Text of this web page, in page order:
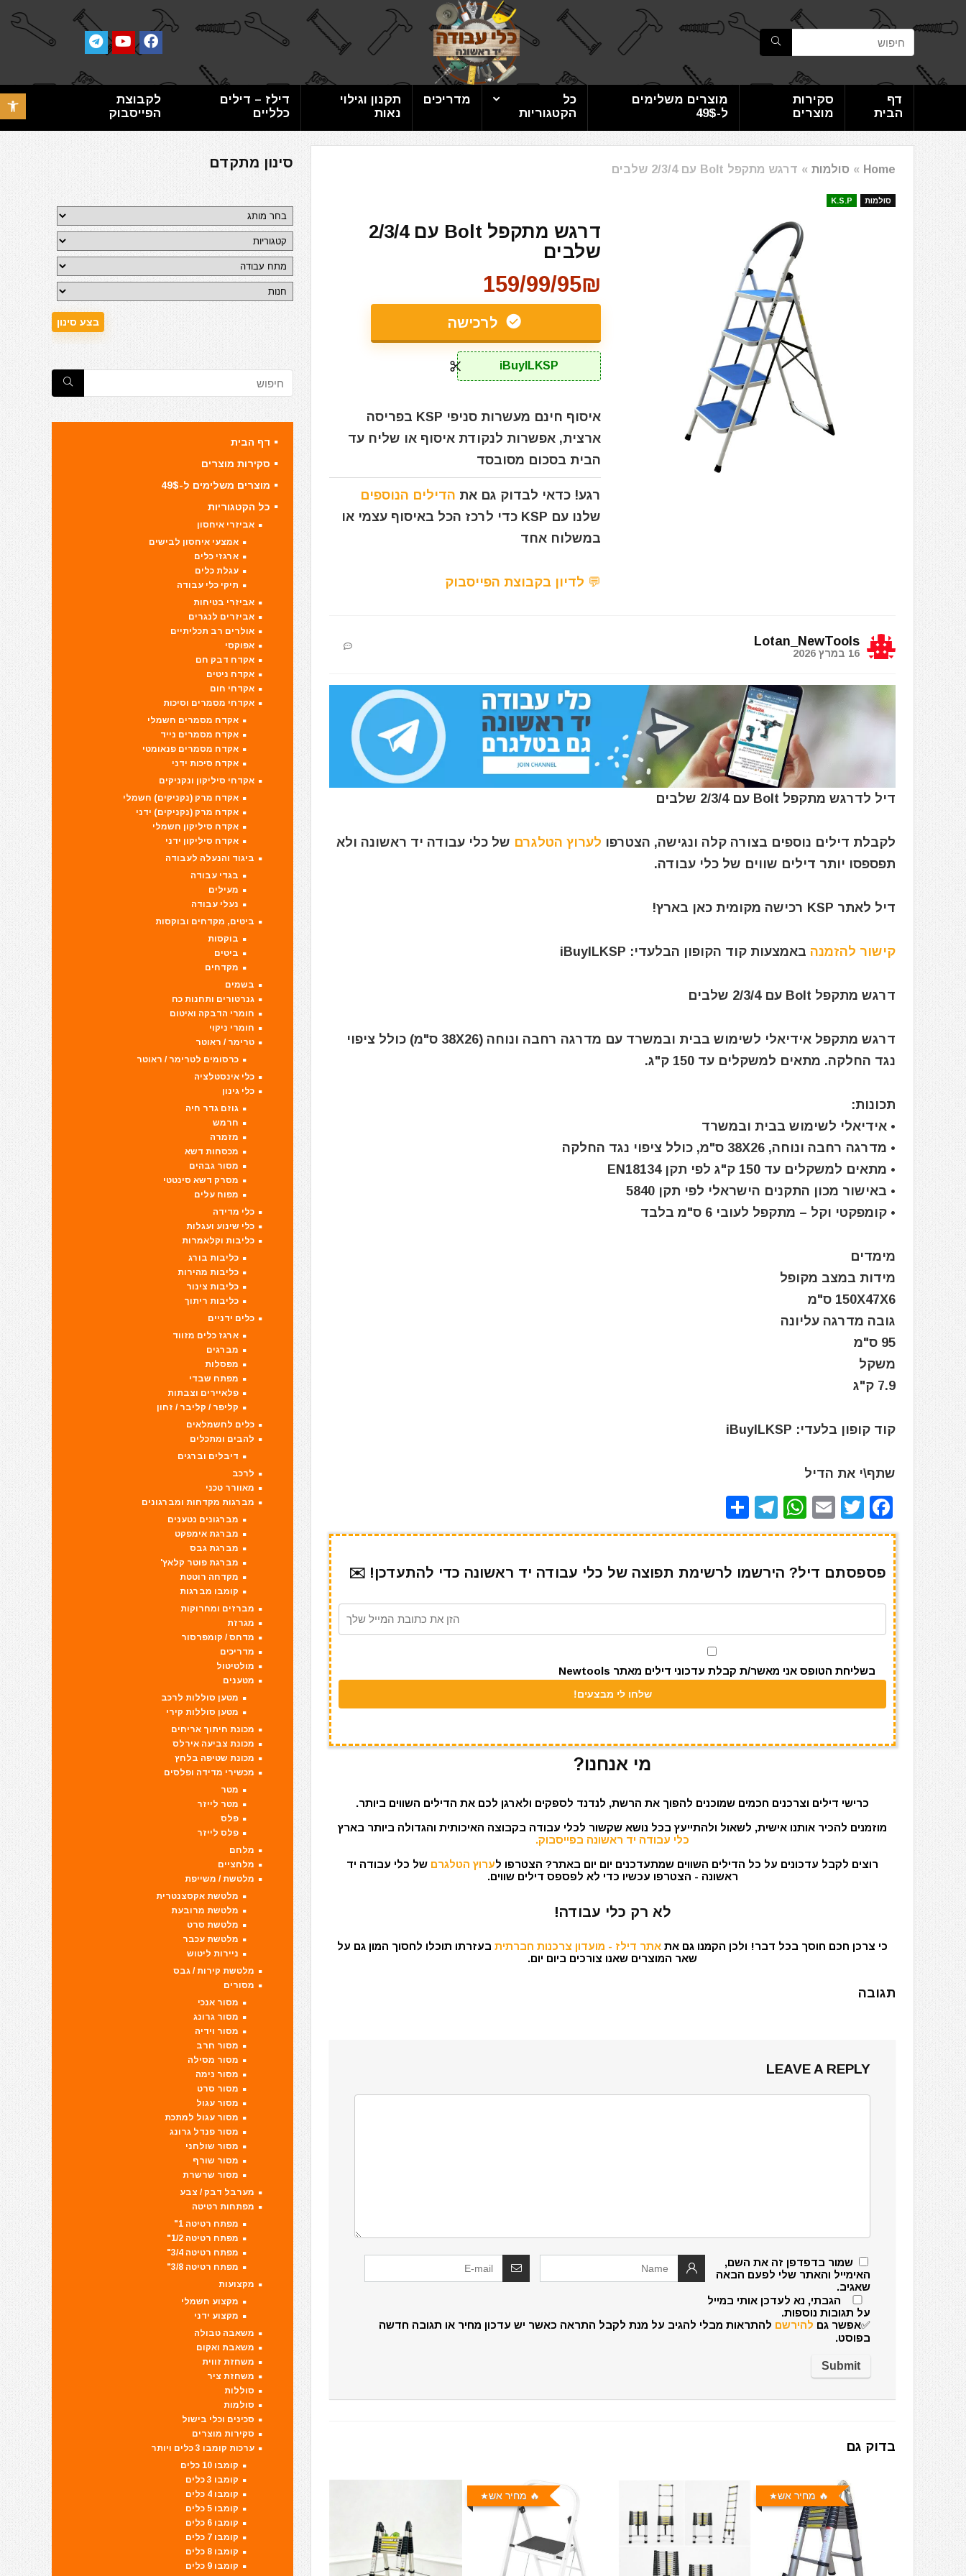
פתח
דף
הבית
סקירות
מוצרים
מוצרים משלימים
ל-49$
כל
הקטגוריות
מדריכים
תקנון וגילוי
נאות
דילז – דילים
כלליים
לקבוצת
הפייסבוק
Home
» סולמות » דרגש מתקפל Bolt עם 2/3/4 שלבים
סולמות K.S.P
דרגש מתקפל Bolt עם 2/3/4
שלבים
95₪/159/99
לרכישה
iBuyILKSP
איסוף חינם מעשרות סניפי KSP בפריסה
ארצית, אפשרות לנקודת איסוף או שליח עד
הבית בסכום מסובסד
רגע! כדאי לבדוק גם את הדילים הנוספים
שלנו עם KSP כדי לרכז הכל באיסוף עצמי או
במשלוח אחד
💬 לדיון בקבוצת הפייסבוק
Lotan_NewTools
16 במרץ 2026
דיל לדרגש מתקפל Bolt עם 2/3/4 שלבים
לקבלת דילים נוספים בצורה קלה ונגישה, הצטרפו לערוץ הטלגרם של כלי עבודה יד ראשונה ולא
תפספסו יותר דילים שווים של כלי עבודה.
דיל לאתר KSP רכישה מקומית כאן בארץ!
קישור להזמנה באמצעות קוד הקופון הבלעדי: iBuyILKSP
דרגש מתקפל Bolt עם 2/3/4 שלבים
דרגש מתקפל אידיאלי לשימוש בבית ובמשרד עם מדרגה רחבה ונוחה (38X26 ס"מ) כולל ציפוי
נגד החלקה. מתאים למשקלים עד 150 ק"ג.
תכונות:
• אידיאלי לשימוש בבית ובמשרד
• מדרגה רחבה ונוחה, 38X26 ס"מ, כולל ציפוי נגד החלקה
• מתאים למשקלים עד 150 ק"ג לפי תקן EN18134
• באישור מכון התקנים הישראלי לפי תקן 5840
• קומפקטי וקל – מתקפל לעובי 6 ס"מ בלבד
מימדים
מידות במצב מקופל
150X47X6 ס"מ
גובה מדרגה עליונה
95 ס"מ
משקל
7.9 ק"ג
קוד קופון בלעדי: iBuyILKSP
שתף\י את הדיל
F
a
e
b
k
T
w
te
r
E
m
l
W
h
s
A
T
el
gr
a
h
e
פספסתם דיל? הירשמו לרשימת תפוצה של כלי עבודה יד ראשונה כדי להתעדכן! ✉️
בשליחת הטופס אני מאשר/ת קבלת עדכוני דילים מאתר Newtools
מי אנחנו?
כרישי דילים וצרכנים חכמים שמוכנים להפוך את הרשת, לנדנד לספקים ולארגן לכם את הדילים השווים ביותר.
מוזמנים להכיר אותנו אישית, לשאול ולהתייעץ בכל נושא שקשור לכלי עבודה בקבוצה האיכותית והגדולה ביותר בארץ
כלי עבודה יד ראשונה בפייסבוק.
רוצים לקבל עדכונים על כל הדילים השווים שמתעדכנים יום יום באתר? הצטרפו לערוץ הטלגרם של כלי עבודה יד
ראשונה - הצטרפו עכשיו כדי לא לפספס דילים שווים.
לא רק כלי עבודה!
כי צרכן חכם חוסך בכל דבר! ולכן הקמנו גם את אתר דילז - מועדון צרכנות חברתית בעזרתו תוכלו לחסוך המון גם על
שאר המוצרים שאנו צורכים ביום יום.
תגובה
LEAVE A REPLY
שמור בדפדפן זה את השם,
האימייל והאתר שלי לפעם הבאה
שאגיב.
הגבתי, נא לעדכן אותי במייל
על תגובות נוספות.
✅אפשר גם להירשם להתראות מבלי להגיב על מנת לקבל התראה כאשר יש עדכון מחיר או תגובה חדשה
בפוסט.
בדוק גם
🔥 מחיר אש 🔥 מחיר אש
סינון מתקדם
דף הבית
סקירות מוצרים
מוצרים משלימים ל-49$
כל הקטגוריות
אביזרי איחסון
אמצעי איחסון לבישים
ארגזי כלים
עגלת כלים
תיקי כלי עבודה
אביזרי בטיחות
אביזרים לנגרים
אולרים רב תכליתיים
אפוקסי
אקדח דבק חם
אקדח ניטים
אקדחי חום
אקדחי מסמרים וסיכות
אקדח מסמרים חשמלי
אקדח מסמרים נייד
אקדח מסמרים פנאומטי
אקדח סיכות ידני
אקדחי סיליקון ונקניקים
אקדח מרק (נקניקים) חשמלי
אקדח מרק (נקניקים) ידני
אקדח סיליקון חשמלי
אקדח סיליקון ידני
ביגוד והנעלה לעבודה
בגדי עבודה
מעילים
נעלי עבודה
ביטים, מקדחים ובוקסות
בוקסות
ביטים
מקדחים
בשמים
גנרטורים ותחנות כח
חומרי הדבקה ואיטום
חומרי ניקוי
טרימר / ראוטר
כרסומים לטרימר / ראוטר
כלי אינסטלציה
כלי גינון
גוזם גדר חיה
חרמש
מזמרה
מכסחות דשא
מסור גבהים
מסרק דשא סינטטי
מפוח עלים
כלי מדידה
כלי שינוע ועגלות
כליבות וקלאמרות
כליבות בורג
כליבות מהירות
כליבות צינור
כליבות ריתוך
כלים ידניים
ארגז כלים מזווד
מברגים
מפסלות
מפתח שבדי
פלאיירים וצבתות
קליפר / קליבר / זחון
כלים לחשמלאים
להבים ומתכלים
דיבלים וברגים
לרכב
מאוורר טכני
מברגות מקדחות ומברגונים
מברגונים נטענים
מברגת אימפקט
מברגת גבס
מברגת פוטר קלאץ'
מקדחה רוטטת
קומבו מברגות
מברזים ומחרוקות
מגרזת
מדחס / קומפרסור
מדריכים
מולטיטול
מטענים
מטען סוללות לרכב
מטען סוללות קירי
מכונת חיתוך אריחים
מכונת צביעה אירלס
מכונת שטיפה בלחץ
מכשירי מדידה ופלסים
מטר
מטר לייזר
פלס
פלס לייזר
מלחם
מלחציים
מלטשת / משייפת
מלטשת אקסצנטרית
מלטשת מרובעת
מלטשת סרט
מלטשת עכבר
ניירות ליטוש
מלטשת קירות / גבס
מסורים
מסור אנכי
מסור גרונג
מסור וידיה
מסור חרב
מסור מסילה
מסור נימה
מסור סרט
מסור עגול
מסור עגול למתכת
מסור פנדל גרונג
מסור שולחני
מסור שורף
מסור שרשרת
מערבל דבק / צבע
מפתחות רטיטה
מפתח רטיטה 1"
מפתח רטיטה 1/2"
מפתח רטיטה 3/4"
מפתח רטיטה 3/8"
מקצועות
מקצוע חשמלי
מקצוע ידני
משאבה טבולה
משאבת ואקום
משחזת זווית
משחזת ציר
סוללות
סולמות
סכינים וכלי בישול
סקירות מוצרים
ערכות קומבו 3 כלים ויותר
קומבו 10 כלים
קומבו 3 כלים
קומבו 4 כלים
קומבו 5 כלים
קומבו 6 כלים
קומבו 7 כלים
קומבו 8 כלים
קומבו 9 כלים